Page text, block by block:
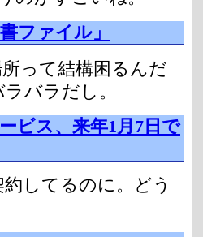
ファイル」
って結構困るんだ
バラだし。
ビス、来年1月7日で
してるのに。どう